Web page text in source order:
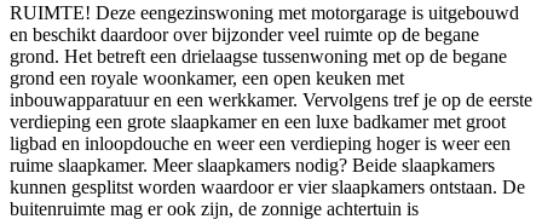
RUIMTE! Deze eengezinswoning met motorgarage is uitgebouwd
en beschikt daardoor over bijzonder veel ruimte op de begane
grond. Het betreft een drielaagse tussenwoning met op de begane
grond een royale woonkamer, een open keuken met
inbouwapparatuur en een werkkamer. Vervolgens tref je op de eerste
verdieping een grote slaapkamer en een luxe badkamer met groot
ligbad en inloopdouche en weer een verdieping hoger is weer een
ruime slaapkamer. Meer slaapkamers nodig? Beide slaapkamers
kunnen gesplitst worden waardoor er vier slaapkamers ontstaan. De
buitenruimte mag er ook zijn, de zonnige achtertuin is